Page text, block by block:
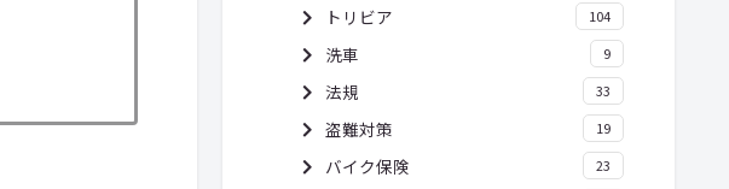
トリビア 104
洗車 9
法規 33
盗難対策 19
バイク保険 23